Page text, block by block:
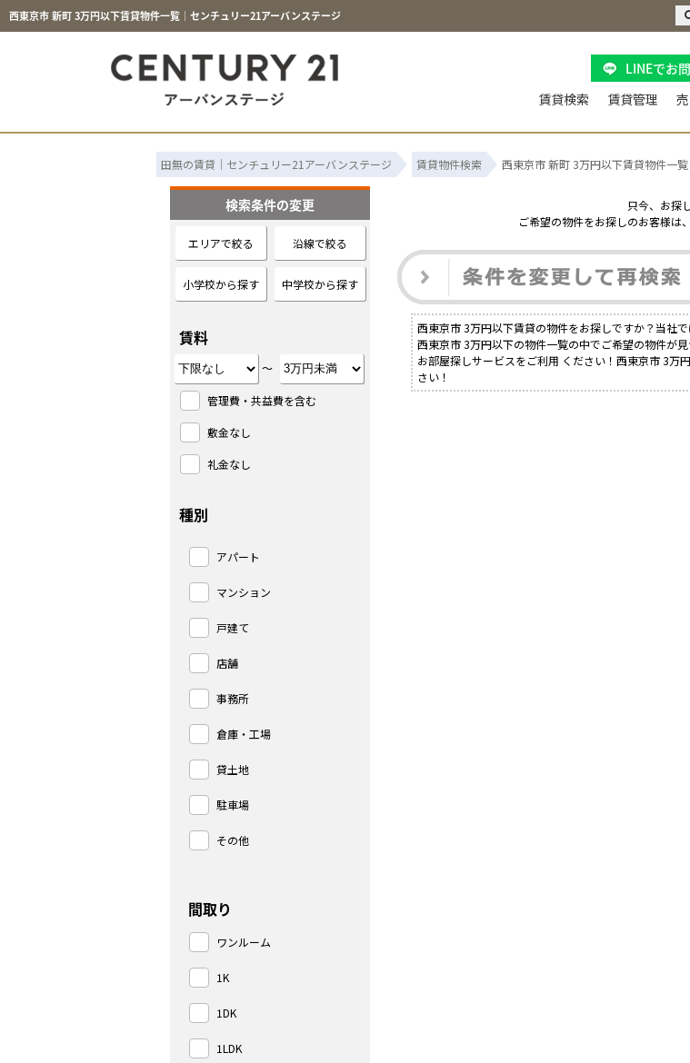
西東京市 新町 3万円以下賃貸物件一覧｜センチュリー21アーバンステージ
LINEでお
賃貸検索 賃貸管理
田無の賃貸｜センチュリー21アーバンステージ 賃貸物件検索 西東京市 新町 3万円以下賃貸物件一覧
只今、お探
ご希望の物件をお探しのお客様は
西東京市 3万円以下賃貸の物件をお探しですか？当社
西東京市 3万円以下の物件一覧の中でご希望の物件が
お部屋探しサービスをご利用 ください！西東京市 3万
さい！
検索条件の変更
エリアで絞る 沿線で絞る
小学校から探す 中学校から探す
賃料
～
管理費・共益費を含む
敷金なし
礼金なし
種別
アパート
マンション
戸建て
店舗
事務所
倉庫・工場
貸土地
駐車場
その他
間取り
ワンルーム
1K
1DK
1LDK